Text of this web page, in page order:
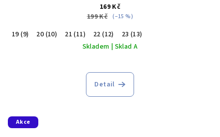
169 Kč
199 Kč (–15 %)
19 (9) 20 (10) 21 (11) 22 (12)
23 (13)
Skladem | Sklad A
hodnocení
produktu
Detail
Akce